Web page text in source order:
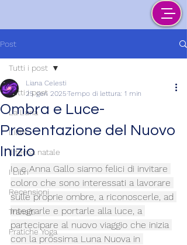
Post
Tutti i post
La Luna
Lilith
Il tema natale
I Libri
Recensioni
Transiti
Pratiche Yoga
Tutti i post
Ombra e Luce-
Presentazione del Nuovo
Inizio
Liana Celesti
25 gen 2025Tempo di lettura: 1 min
Io e Anna Gallo siamo felici di invitare
coloro che sono interessati a lavorare
sulle proprie ombre, a riconoscerle, ad
integrarle e portarle alla luce, a
partecipare al nuovo viaggio che inizia
con la prossima Luna Nuova in